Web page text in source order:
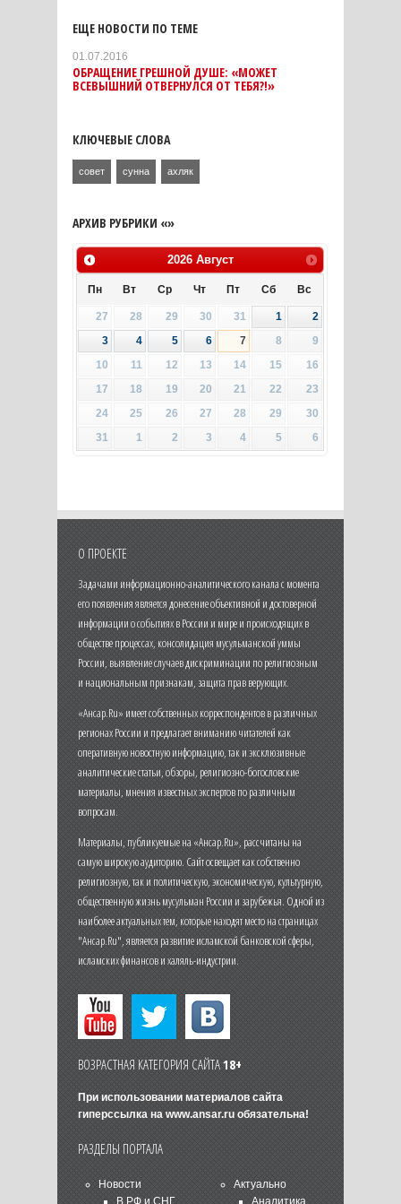
ЕЩЕ НОВОСТИ ПО ТЕМЕ
01.07.2016
ОБРАЩЕНИЕ ГРЕШНОЙ ДУШЕ: «МОЖЕТ
ВСЕВЫШНИЙ ОТВЕРНУЛСЯ ОТ ТЕБЯ?!»
КЛЮЧЕВЫЕ СЛОВА
совет сунна ахляк
АРХИВ РУБРИКИ «»
2026 Август
Пн Вт Ср Чт Пт Сб Вс
27 28 29 30 31 1
2
3
4 5 6 7 8
9
10
11 12 13 14 15
16
17
18 19 20 21 22
23
24
25 26 27 28 29
30
31
1 2 3 4 5 6
О ПРОЕКТЕ
Задачами информационно-аналитического канала с момента
его появления является донесение объективной и достоверной
информации о событиях в России и мире и происходящих в
обществе процессах, консолидация мусульманской уммы
России, выявление случаев дискриминации по религиозным
и национальным признакам, защита прав верующих.
«Ансар.Ru» имеет собственных корреспондентов в различных
регионах России и предлагает вниманию читателей как
оперативную новостную информацию, так и эксклюзивные
аналитические статьи, обзоры, религиозно-богословские
материалы, мнения известных экспертов по различным
вопросам.
Материалы, публикуемые на «Ансар.Ru», рассчитаны на
самую широкую аудиторию. Сайт освещает как собственно
религиозную, так и политическую, экономическую, культурную,
общественную жизнь мусульман России и зарубежья. Одной из
наиболее актуальных тем, которые находят место на страницах
"Ансар.Ru", является развитие исламской банковской сферы,
исламских финансов и халяль-индустрии.
ВОЗРАСТНАЯ КАТЕГОРИЯ САЙТА18+
При использовании материалов сайта
гиперссылка на www.ansar.ruобязательна!
РАЗДЕЛЫ ПОРТАЛА
Новости
В РФ и СНГ
Актуально
Аналитика